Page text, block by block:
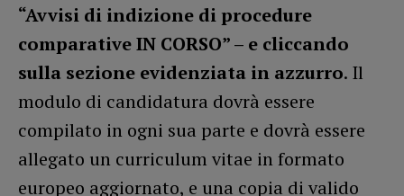
“Avvisi di indizione di procedure
comparative IN CORSO” – e cliccando
sulla sezione evidenziata in azzurro. Il
modulo di candidatura dovrà essere
compilato in ogni sua parte e dovrà essere
allegato un curriculum vitae in formato
europeo aggiornato, e una copia di valido